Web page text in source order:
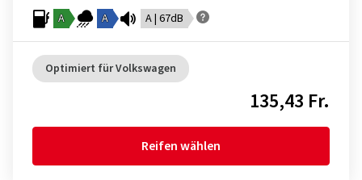
A A A | 67dB
Optimiert für Volkswagen
135,43 Fr.
Reifen wählen